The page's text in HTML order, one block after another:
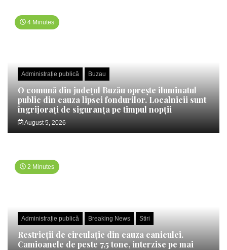
4 Minutes
Administrație publică Buzau
O comună din județul Buzău oprește iluminatul
public din cauza lipsei fondurilor. Localnicii sunt
îngrijorați de siguranța pe timpul nopții
August 5, 2026
2 Minutes
Administrație publică Breaking News Stiri
Restricții de circulație din cauza caniculei.
Camioanele de peste 7,5 tone, interzise pe mai